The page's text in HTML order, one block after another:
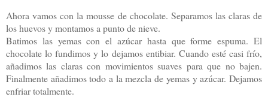
Ahora vamos con la mousse de chocolate. Separamos las claras de
los huevos y montamos a punto de nieve.
Batimos las yemas con el azúcar hasta que forme espuma. El
chocolate lo fundimos y lo dejamos entibiar. Cuando esté casi frío,
añadimos las claras con movimientos suaves para que no bajen.
Finalmente añadimos todo a la mezcla de yemas y azúcar. Dejamos
enfriar totalmente.